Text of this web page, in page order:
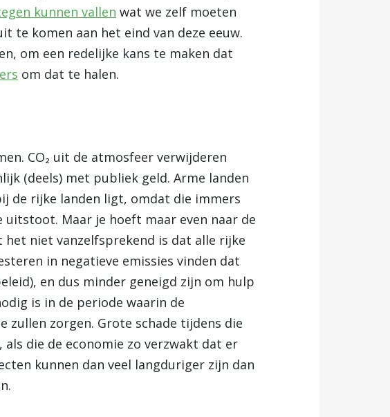
kunnen vallen wat we zelf moeten
te komen aan het eind van deze eeuw.
om een redelijke kans te maken dat
om dat te halen.
CO₂ uit de atmosfeer verwijderen
(deels) met publiek geld. Arme landen
de rijke landen ligt, omdat die immers
Maar je hoeft maar even naar de
niet vanzelfsprekend is dat alle rijke
in negatieve emissies vinden dat
en dus minder geneigd zijn om hulp
is in de periode waarin de
zorgen. Grote schade tijdens die
die de economie zo verzwakt dat er
kunnen dan veel langduriger zijn dan